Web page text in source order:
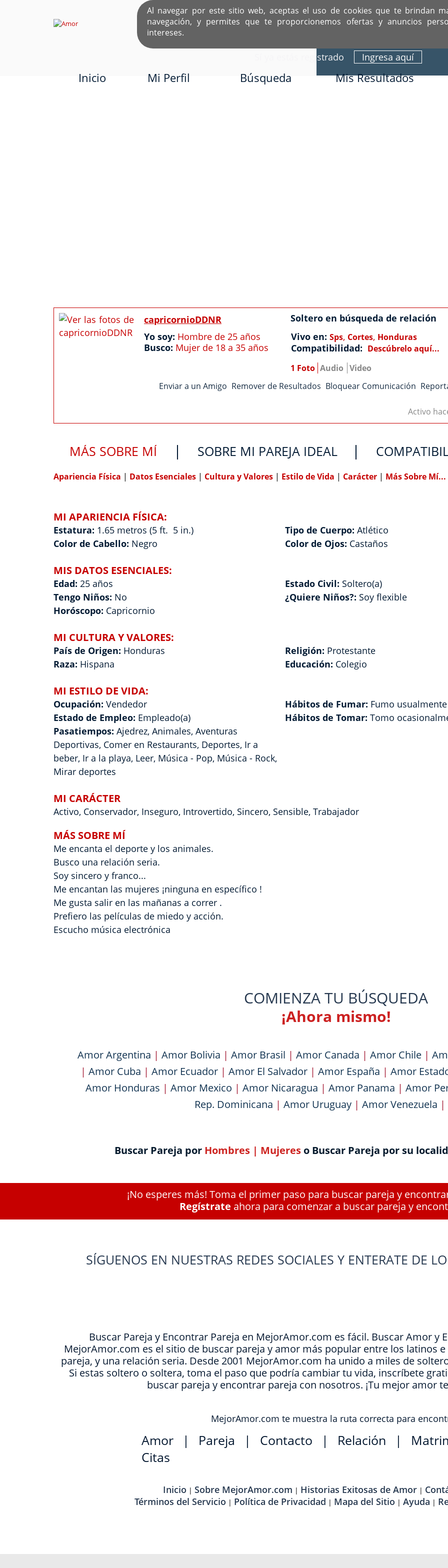
Al navegar por este sitio web, aceptas el uso de cookies que te brindan
navegación, y permites que te proporcionemos ofertas y anuncios
intereses.EL ÚNICO SITIO DEDICADO A SOLTEROS HISPANOS COMO TÚ
Ingresa aquí
Sí ya estás registrado
Inicio Mi Perfil Búsqueda Mis Resultados
capricornioDDNR
Soltero en búsqueda de relación
Yo soy: Hombre de 25 años
Busco: Mujer de 18 a 35 años
Vivo en: Sps, Cortes, Honduras
Compatibilidad: Descúbrelo aquí...
1 Foto Audio Video
Enviar a un Amigo Remover de Resultados Bloquear Comunicación
Activo
MÁS SOBRE MÍ SOBRE MI PAREJA IDEAL
Apariencia Física | Datos Esenciales | Cultura y Valores | Estilo de Vida | Carácter | Más Sobre Mí...
MI APARIENCIA FÍSICA:
Estatura: 1.65 metros (5 ft. 5 in.)
Color de Cabello: Negro
Tipo de Cuerpo: Atlético
Color de Ojos: Castaños
MIS DATOS ESENCIALES:
Edad: 25 años
Tengo Niños: No
Horóscopo: Capricornio
Estado Civil: Soltero(a)
¿Quiere Niños?: Soy flexible
MI CULTURA Y VALORES:
País de Origen: Honduras
Raza: Hispana
Religión: Protestante
Educación: Colegio
MI ESTILO DE VIDA:
Ocupación: Vendedor
Estado de Empleo: Empleado(a)
Pasatiempos: Ajedrez, Animales, Aventuras
Deportivas, Comer en Restaurants, Deportes, Ir a
beber, Ir a la playa, Leer, Música - Pop, Música - Rock,
Mirar deportes
Hábitos de Fumar: Fumo usualmente
Hábitos de Tomar: Tomo
MI CARÁCTER
Activo, Conservador, Inseguro, Introvertido, Sincero, Sensible, Trabajador
MÁS SOBRE MÍ
Me encanta el deporte y los animales.
Busco una relación seria.
Soy sincero y franco...
Me encantan las mujeres ¡ninguna en específico !
Me gusta salir en las mañanas a correr .
Prefiero las películas de miedo y acción.
Escucho música electrónica
COMIENZA TU BÚSQUEDA
¡Ahora mismo!
Amor Argentina | Amor Bolivia | Amor Brasil | Amor Canada | Amor Chile |
| Amor Cuba | Amor Ecuador | Amor El Salvador | Amor España | Amor
Amor Honduras | Amor Mexico | Amor Nicaragua | Amor Panama | Amor
Rep. Dominicana | Amor Uruguay| Amor Venezuela |
Buscar Pareja por Hombres| Mujereso Buscar Pareja por su
¡No esperes más! Toma el primer paso para buscar pareja y
Regístrate ahora para comenzar a buscar pareja y
SÍGUENOS EN NUESTRAS REDES SOCIALES Y ENTERATE DE
Buscar Pareja y Encontrar Pareja en MejorAmor.com es fácil. Buscar Amor y
MejorAmor.com es el sitio de buscar pareja y amor más popular entre los latinos
pareja, y una relación seria. Desde 2001 MejorAmor.com ha unido a miles de
Si estas soltero o soltera, toma el paso que podría cambiar tu vida, inscríbete
buscar pareja y encontrar pareja con nosotros. ¡Tu mejor amor
MejorAmor.com te muestra la ruta correcta para
Amor | Pareja | Contacto | Relación |
Citas
Inicio | Sobre MejorAmor.com | Historias Exitosas de Amor|
Términos del Servicio | Política de Privacidad | Mapa del Sitio | Ayuda |